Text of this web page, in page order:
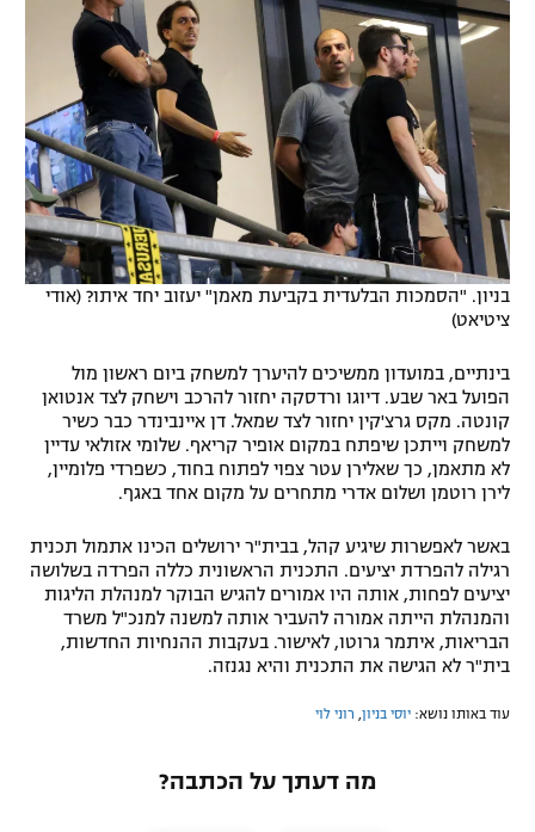
בניון. "הסמכות הבלעדית בקביעת מאמן" יעזוב יחד איתו? (אודי
ציטיאט)
בינתיים, במועדון ממשיכים להיערך למשחק ביום ראשון מול
הפועל באר שבע. דיוגו ורדסקה יחזור להרכב וישחק לצד אנטואן
קונטה. מקס גרצ'קין יחזור לצד שמאל. דן איינבינדר כבר כשיר
למשחק וייתכן שיפתח במקום אופיר קריאף. שלומי אזולאי עדיין
לא מתאמן, כך שאלירן עטר צפוי לפתוח בחוד, כשפרדי פלומיין,
לירן רוטמן ושלום אדרי מתחרים על מקום אחד באגף.
באשר לאפשרות שיגיע קהל, בבית"ר ירושלים הכינו אתמול תכנית
רגילה להפרדת יציעים. התכנית הראשונית כללה הפרדה בשלושה
יציעים לפחות, אותה היו אמורים להגיש הבוקר למנהלת הליגות
והמנהלת הייתה אמורה להעביר אותה למשנה למנכ"ל משרד
הבריאות, איתמר גרוטו, לאישור. בעקבות ההנחיות החדשות,
בית"ר לא הגישה את התכנית והיא נגנזה.
עוד באותו נושא: יוסי בניון רוני לוי
מה דעתך על הכתבה?